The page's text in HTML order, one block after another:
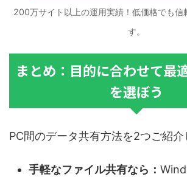
200万サイト以上の運用実績！低価格でも信
す。
まとめ：目的に合わせて最
を選ぼう
PC間のデータ共有方法を2つご紹介
手軽なファイル共有なら：